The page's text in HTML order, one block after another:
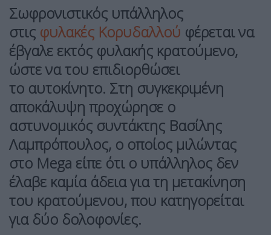
Σωφρονιστικός υπάλληλος
στις φυλακές Κορυδαλλού φέρεται να
έβγαλε εκτός φυλακής κρατούμενο,
ώστε να του επιδιορθώσει
το αυτοκίνητο. Στη συγκεκριμένη
αποκάλυψη προχώρησε ο
αστυνομικός συντάκτης Βασίλης
Λαμπρόπουλος, ο οποίος μιλώντας
στο Mega είπε ότι ο υπάλληλος δεν
έλαβε καμία άδειαγια τη μετακίνηση
του κρατούμενου, που κατηγορείται
για δύο δολοφονίες.